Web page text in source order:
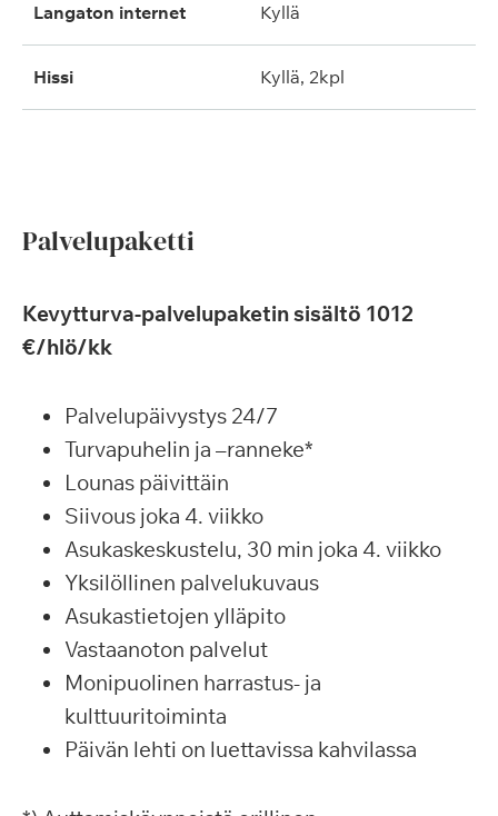
langaton internet kyllä
hissi kyllä, 2kpl
Palvelupaketti
Kevytturva-palvelupaketin sisältö 1012
€/hlö/kk
Palvelupäivystys 24/7
Turvapuhelin ja –ranneke*
Lounas päivittäin
Siivous joka 4. viikko
Asukaskeskustelu, 30 min joka 4. viikko
Yksilöllinen palvelukuvaus
Asukastietojen ylläpito
Vastaanoton palvelut
Monipuolinen harrastus- ja
kulttuuritoiminta
Päivän lehti on luettavissa kahvilassa